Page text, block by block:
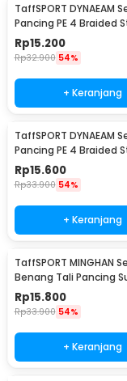
TaffSPORT DYNAEAM
Pancing PE 4 Braided
Fishing Line 100M 0.4 -
Rp15.200
Rp32.900 54%
+ Keranjang
TaffSPORT DYNAEAM
Pancing PE 4 Braided
Fishing Line 100M 1.0 -
Rp15.600
Rp33.900 54%
+ Keranjang
TaffSPORT MINGHAN
Benang Tali Pancing
Braided Line 100M 0.8 -
Rp15.800
Rp33.900 54%
+ Keranjang